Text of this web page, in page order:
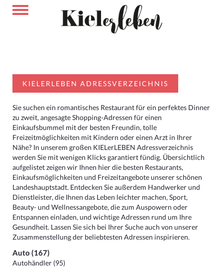
KIELERLEBEN ADRESSVERZEICHNIS
Sie suchen ein romantisches Restaurant für ein perfektes Dinner
zu zweit, angesagte Shopping-Adressen für einen
Einkaufsbummel mit der besten Freundin, tolle
Freizeitmöglichkeiten mit Kindern oder einen Arzt in Ihrer
Nähe? In unserem großen KIELerLEBEN Adressverzeichnis
werden Sie mit wenigen Klicks garantiert fündig. Übersichtlich
aufgelistet zeigen wir Ihnen hier die besten Restaurants,
Einkaufsmöglichkeiten und Freizeitangebote unserer schönen
Landeshauptstadt. Entdecken Sie außerdem Handwerker und
Dienstleister, die Ihnen das Leben leichter machen, Sport,
Beauty- und Wellnessangebote, die zum Auspowern oder
Entspannen einladen, und wichtige Adressen rund um Ihre
Gesundheit. Lassen Sie sich bei Ihrer Suche auch von unserer
Zusammenstellung der beliebtesten Adressen inspirieren.
Auto (167)
Autohändler (95)